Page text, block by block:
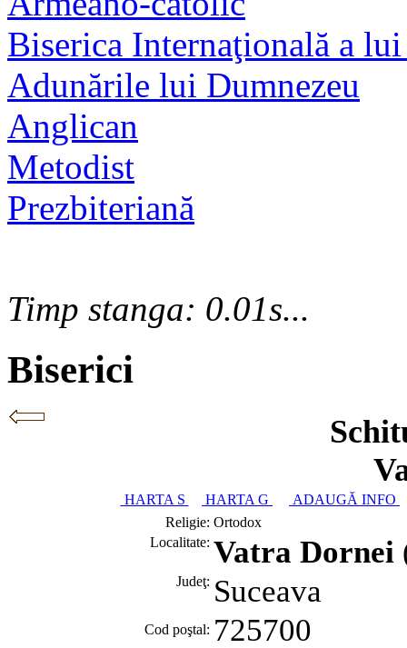
Biserica Internaţională a
Adunările lui Dumnezeu
Anglican
Metodist
Prezbiteriană
Timp stanga: 0.01s...
Biserici
HARTA S HARTA G
ADAUGĂ INFO
Religie: Ortodox
Localitate: Vatra Dornei
Judeţ: Suceava
Cod poştal: 725700